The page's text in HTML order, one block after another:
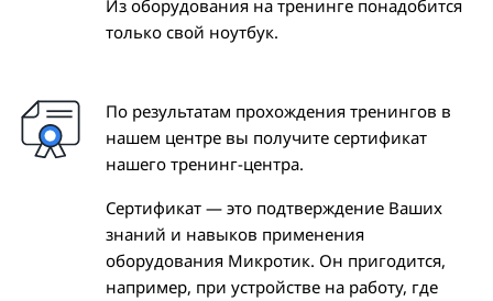
Из оборудования на тренинге понадобится
только свой ноутбук.
По результатам прохождения тренингов в
нашем центре вы получите сертификат
нашего тренинг-центра.
Сертификат — это подтверждение Ваших
знаний и навыков применения
оборудования Микротик. Он пригодится,
например, при устройстве на работу, где